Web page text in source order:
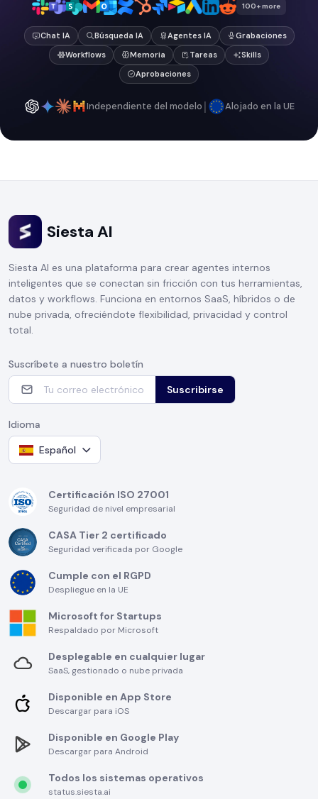
100+ more
Chat IA Búsqueda IA Agentes IA
Grabaciones
Workflows
Memoria Tareas
Skills
Aprobaciones
Independiente del modelo | Alojado en la UE
Siesta AI
Siesta AI es una plataforma para crear agentes internos
inteligentes que se conectan sin fricción con tus herramientas,
datos y workflows. Funciona en entornos SaaS, híbridos o de
nube privada, ofreciéndote flexibilidad, privacidad y control
total.
Suscríbete a nuestro boletín
Suscribirse
Idioma
Español
Certificación ISO 27001
Seguridad de nivel empresarial
CASA Tier 2 certificado
Seguridad verificada por Google
Cumple con el RGPD
Despliegue en la UE
Microsoft for Startups
Respaldado por Microsoft
Desplegable en cualquier lugar
SaaS, gestionado o nube privada
Disponible en App Store
Descargar para iOS
Disponible en Google Play
Descargar para Android
Todos los sistemas operativos
status.siesta.ai